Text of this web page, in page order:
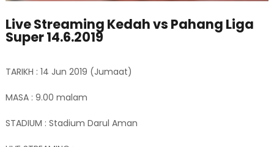
Live Streaming Kedah vs Pahang Liga
Super 14.6.2019
TARIKH : 14 Jun 2019 (Jumaat)
MASA : 9.00 malam
STADIUM : Stadium Darul Aman